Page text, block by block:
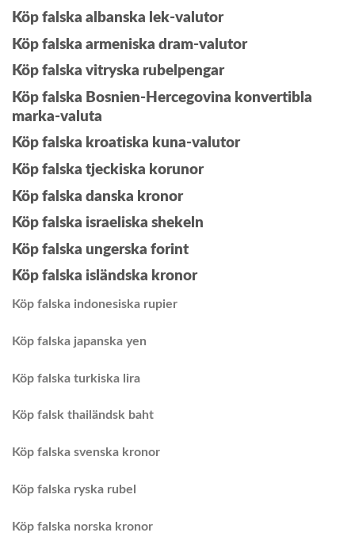
Köp falska albanska lek-valutor
Köp falska armeniska dram-valutor
Köp falska vitryska rubelpengar
Köp falska Bosnien-Hercegovina konvertibla
marka-valuta
Köp falska kroatiska kuna-valutor
Köp falska tjeckiska korunor
Köp falska danska kronor
Köp falska israeliska shekeln
Köp falska ungerska forint
Köp falska isländska kronor
Köp falska indonesiska rupier
Köp falska japanska yen
Köp falska turkiska lira
Köp falsk thailändsk baht
Köp falska svenska kronor
Köp falska ryska rubel
Köp falska norska kronor